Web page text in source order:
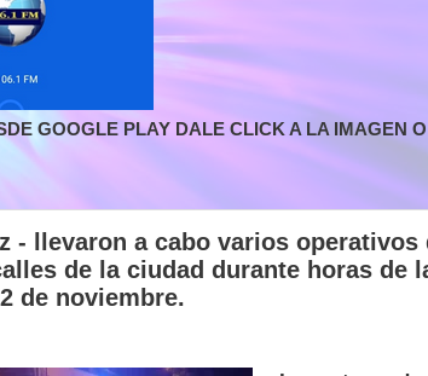
GOOGLE PLAY DALE CLICK A LA IMAGEN
- llevaron a cabo varios
de la ciudad durante horas de
de noviembre.